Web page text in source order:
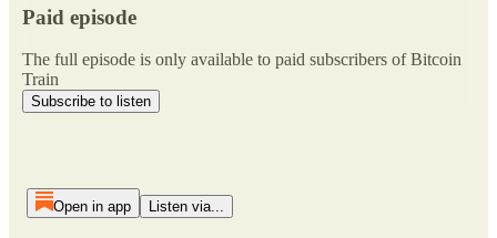
Paid episode
The full episode is only available to paid subscribers of Bitcoin
Train
Subscribe to listen
Open in app Listen via...